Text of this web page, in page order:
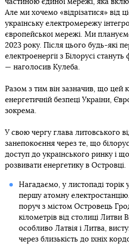
частиною єдиної мережі, яка
Але ми хочемо «відрізатися» від
українську електромережу
європейської мережі. Ми
2023 року. Після цього будь-які
електроенергії з Білорусі
— наголосив Кулеба.
Разом з тим він зазначив, що цей
енергетичній безпеці України,
зокрема.
У свою чергу глава литовського
занепокоєння через те, що
доступ до українського ринку і
розвивати енергетику в Островці.
Нагадаємо, у листопаді торік
першу атомну
поруч з містом Островець
кілометрів від столиці Литви
особливо Латвія і Литва,
через близькість до їхніх